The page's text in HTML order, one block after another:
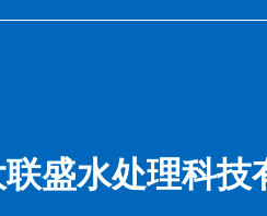
盛水处理科技